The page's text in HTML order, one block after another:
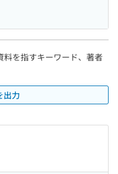
料を指すキーワード、著者
出力